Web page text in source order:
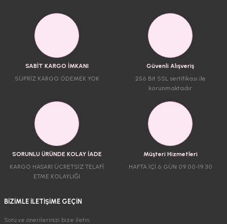
SABİT KARGO İMKANI
SÜPRİZ KARGO ÖDEMEK YOK
Güvenli Alışveriş
256 Bit SSL sertifikası ile
korunmaktadır
SORUNLU ÜRÜNDE KOLAY İADE
KARGO HASARI ÜCRETSİZ TELAFİ
ETME KOLAYLIĞI
Müşteri Hizmetleri
HAFTA İÇİ 6 GÜN 09.00-19.30
BİZİMLE İLETİŞİME GEÇİN
Soru ve önerilerinizi bize iletin.